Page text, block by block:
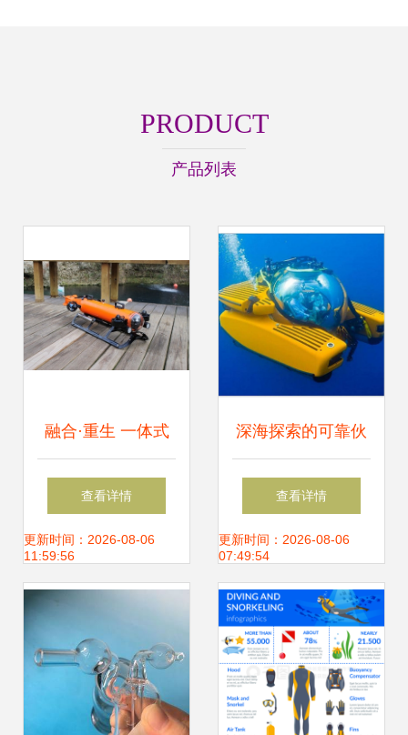
PRODUCT
产品列表
融合·重生 一体式
水下机器人的技术
革命与行业愿景
查看详情
更新时间：2026-08-06
11:59:56
深海探索的可靠伙
伴 新型探测载人潜
水器引领水下作业
新纪元
查看详情
更新时间：2026-08-06
07:49:54